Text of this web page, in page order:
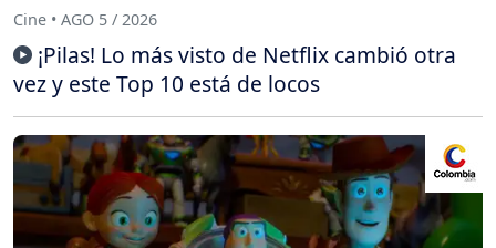
Cine • AGO 5 / 2026
¡Pilas! Lo más visto de Netflix cambió otra
vez y este Top 10 está de locos